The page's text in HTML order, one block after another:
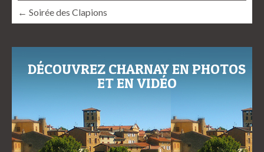
← Soirée des Clapions
DÉCOUVREZ CHARNAY EN PHOTOS
ET EN VIDÉO